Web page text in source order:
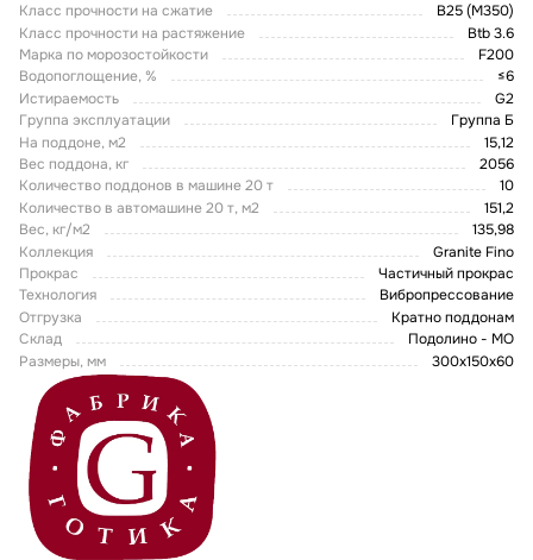
Класс прочности на сжатие
В25 (М350)
Класс прочности на растяжение
Btb 3.6
Марка по морозостойкости
F200
Водопоглощение, %
≤6
Истираемость
G2
Группа эксплуатации
Группа Б
На поддоне, м2
15,12
Вес поддона, кг
2056
Количество поддонов в машине 20 т
10
Количество в автомашине 20 т, м2
151,2
Вес, кг/м2
135,98
Коллекция
Granite Fino
Прокрас
Частичный прокрас
Технология
Вибропрессование
Отгрузка
Кратно поддонам
Склад
Подолино - МО
Размеры, мм
300х150х60